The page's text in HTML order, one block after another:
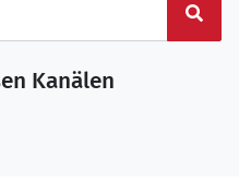
Kanälen